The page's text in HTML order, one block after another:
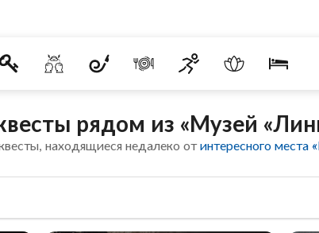
рядом из «Музей
находящиеся недалеко отинтересного места